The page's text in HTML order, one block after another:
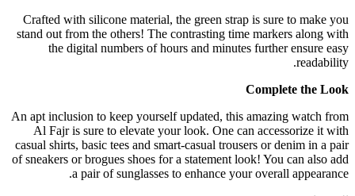
Crafted with silicone material, the green strap is sure to make you
stand out from the others! The contrasting time markers along with
the digital numbers of hours and minutes further ensure easy
readability.
Complete the Look
An apt inclusion to keep yourself updated, this amazing watch from
Al Fajr is sure to elevate your look. One can accessorize it with
casual shirts, basic tees and smart-casual trousers or denim in a pair
of sneakers or brogues shoes for a statement look! You can also add
a pair of sunglasses to enhance your overall appearance.